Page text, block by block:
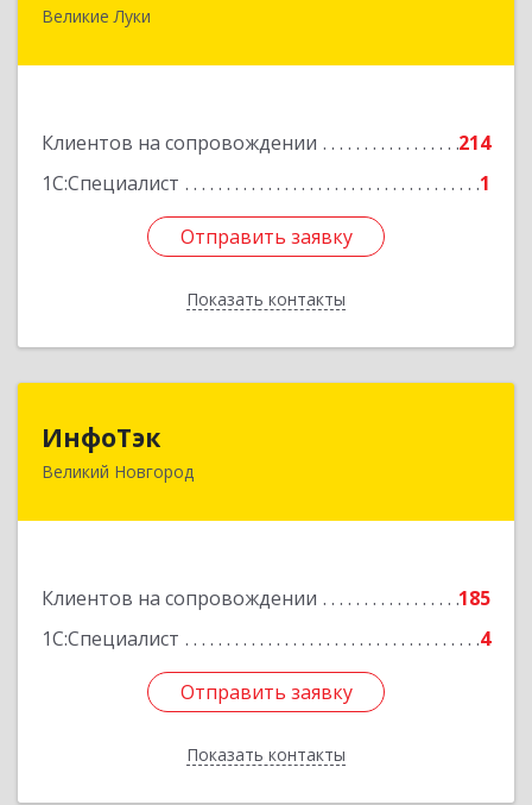
Великие Луки
Клиентов на сопровождении
214
1С:Специалист
1
Отправить заявку
Показать контакты
182113, Псковская обл, Великие Луки г,
Отправить заявку
Назад
ИнфоТэк
Великий Новгород
Клиентов на сопровождении
185
1С:Специалист
4
Отправить заявку
Показать контакты
173003, Новгородская обл, Великий Новгород
Отправить заявку
Назад